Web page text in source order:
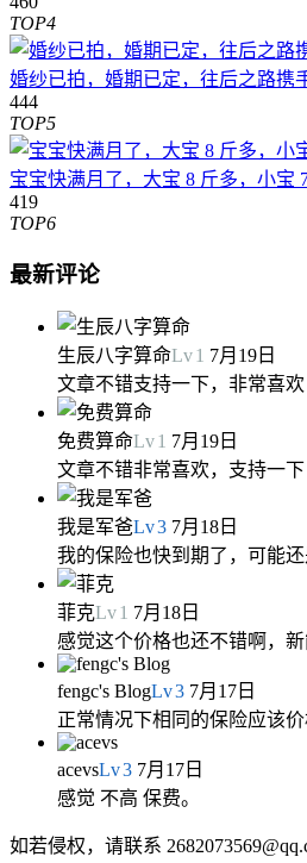
TOP4
婚纱已拍，婚期已定，往后之路携
444
TOP5
宝宝快满月了，大宝 8 斤多，小宝
419
TOP6
最新评论
生辰八字算命Lv1 7月19日
文章不错支持一下，非常喜欢
免费算命Lv1 7月19日
文章不错非常喜欢，支持一下
我是军爸Lv3 7月18日
我的保险也快到期了，可能
菲克Lv1 7月18日
感觉这个价格也还不错啊，
fengc's BlogLv3 7月17日
正常情况下相同的保险应该
acevsLv3 7月17日
感觉 不高 保费。
如若侵权，请联系